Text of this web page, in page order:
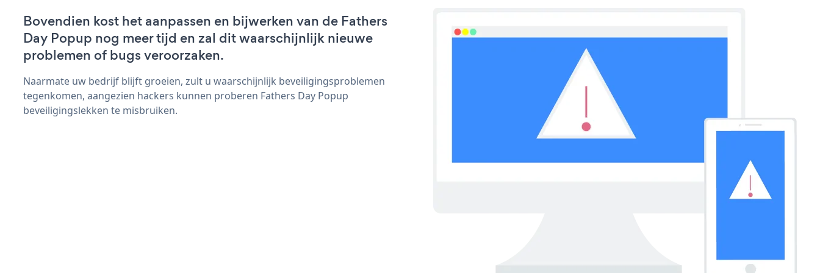
Bovendien kost het aanpassen en bijwerken van de Fathers
Day Popup nog meer tijd en zal dit waarschijnlijk nieuwe
problemen of bugs veroorzaken.
Naarmate uw bedrijf blijft groeien, zult u waarschijnlijk beveiligingsproblemen
tegenkomen, aangezien hackers kunnen proberen Fathers Day Popup
beveiligingslekken te misbruiken.